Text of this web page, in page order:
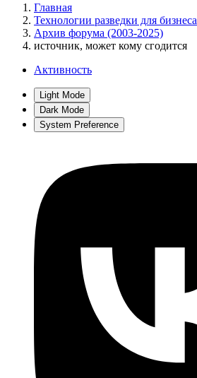
Главная
Технологии разведки для бизнеса
Архив форума (2003-2025)
источник, может кому сгодится
Активность
Light Mode
Dark Mode
System Preference